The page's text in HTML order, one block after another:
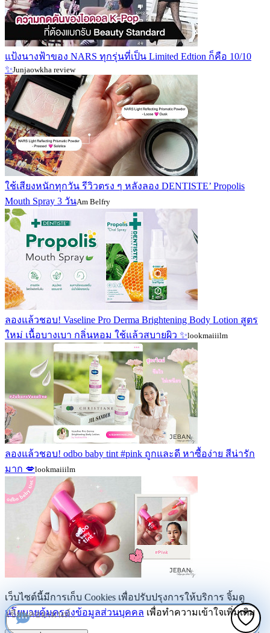
แป้งนางฟ้าของ NARS ทุกรุ่นที่เป็น Limited Edtion ก็คือ 10/10
✨Junjaowkha review
ใช้เสียงหนักทุกวัน รีวิวตรง ๆ หลังลอง DENTISTE’ Propolis
Mouth Spray 3 วันAm Belfry
ลองแล้วชอบ! Vaseline Pro Derma Brightening Body Lotion สูตร
ใหม่ เนื้อบางเบา กลิ่นหอม ใช้แล้วสบายผิว ✨lookmaiiilm
ลองแล้วชอบ! odbo baby tint #pink ถูกและดี หาซื้อง่าย สีน่ารัก
มาก 💋lookmaiiilm
เว็บไซต์นี้มีการเก็บ Cookies เพื่อปรับปรุงการให้บริการ จิ้มดู
นโยบายคุ้มครองข้อมูลส่วนบุคคล เพื่อทำความเข้าใจเพิ่มเติม